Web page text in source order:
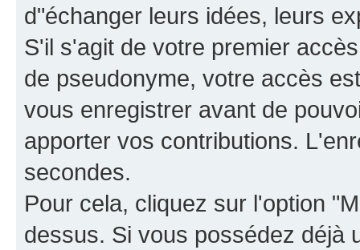
d"échanger leurs idées, leurs
S'il s'agit de votre premier
de pseudonyme, votre accès
vous enregistrer avant de
apporter vos contributions.
secondes.
Pour cela, cliquez sur l'option
dessus. Si vous possédez déjà